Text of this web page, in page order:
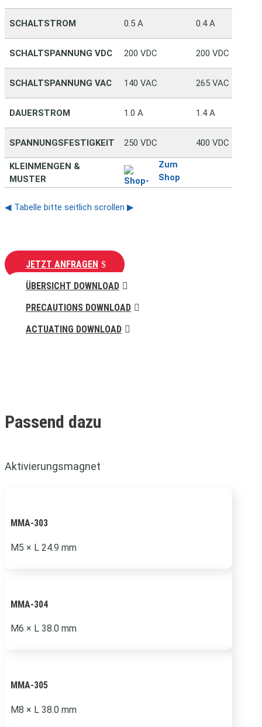
SCHALTSTROM 0.5 A 0.4 A
SCHALTSPANNUNG VDC 200 VDC 200 VDC
SCHALTSPANNUNG VAC 140 VAC 265 VAC
DAUERSTROM 1.0 A 1.4 A
SPANNUNGSFESTIGKEIT 250 VDC 400 VDC
KLEINMENGEN &
MUSTER
Zum
Shop
◀ Tabelle bitte seitlich scrollen ▶
JETZT ANFRAGEN
ÜBERSICHT DOWNLOAD
PRECAUTIONS DOWNLOAD
ACTUATING DOWNLOAD
Passend dazu
Aktivierungsmagnet
MMA-303
M5 × L 24.9 mm
MMA-304
M6 × L 38.0 mm
MMA-305
M8 × L 38.0 mm